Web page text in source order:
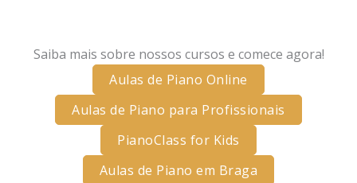
Saiba mais sobre nossos cursos e comece agora!
Aulas de Piano Online
Aulas de Piano para Profissionais
PianoClass for Kids
Aulas de Piano em Braga